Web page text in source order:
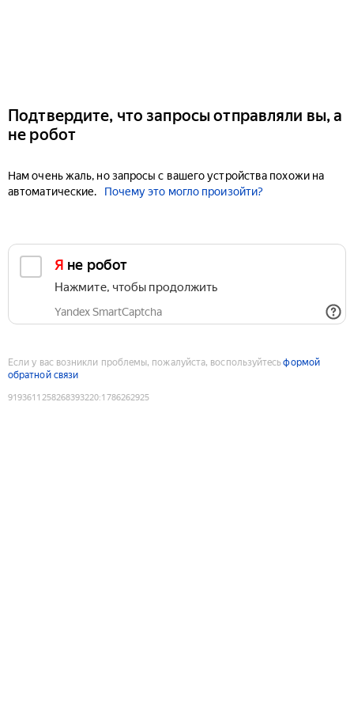
Подтвердите, что запросы отправляли вы, а
не робот
Нам очень жаль, но запросы с вашего устройства похожи на
автоматические.
Почему это могло произойти?
Я не робот
Нажмите, чтобы продолжить
Yandex SmartCaptcha
Если у вас возникли проблемы, пожалуйста, воспользуйтесьформой
обратной связи
9193611258268393220:1786262925